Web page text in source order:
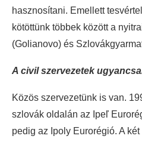
hasznosítani. Emellett
kötöttünk többek között a
(Golianovo) és
A civil szervezetek
Közös szervezetünk is van.
szlovák oldalán az Ipeľ
pedig az Ipoly Eurorégió. A